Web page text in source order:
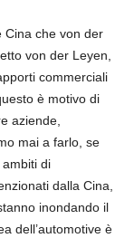
Cina che von der
von der Leyen,
commerciali
è motivo di
aziende,
mai a farlo, se
di
dalla Cina,
inondando il
dell’automotive è